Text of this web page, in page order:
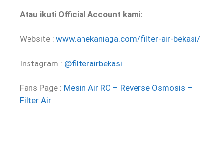
Atau ikuti Official Account kami:
Website : www.anekaniaga.com/filter-air-bekasi/
Instagram : @filterairbekasi
Fans Page : Mesin Air RO – Reverse Osmosis –
Filter Air